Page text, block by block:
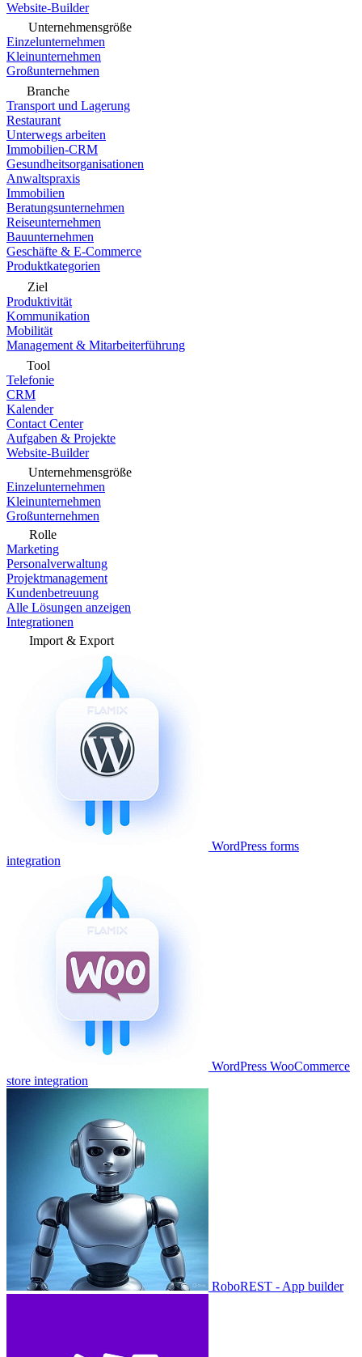
Website-Builder
Unternehmensgröße
Einzelunternehmen
Kleinunternehmen
Großunternehmen
Branche
Transport und Lagerung
Restaurant
Unterwegs arbeiten
Immobilien-CRM
Gesundheitsorganisationen
Anwaltspraxis
Immobilien
Beratungsunternehmen
Reiseunternehmen
Bauunternehmen
Geschäfte & E-Commerce
Produktkategorien
Ziel
Produktivität
Kommunikation
Mobilität
Management & Mitarbeiterführung
Tool
Telefonie
CRM
Kalender
Contact Center
Aufgaben & Projekte
Website-Builder
Unternehmensgröße
Einzelunternehmen
Kleinunternehmen
Großunternehmen
Rolle
Marketing
Personalverwaltung
Projektmanagement
Kundenbetreuung
Alle Lösungen anzeigen
Integrationen
Import & Export
WordPress forms
integration
WordPress WooCommerce
store integration
RoboREST - App builder